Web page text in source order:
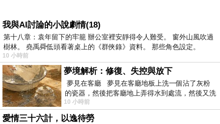
我與AI討論的小說劇情(18)
第十八章：袁年留下的牢籠 辦公室裡安靜得令人難受。 窗外山風吹過
樹林。 堯禹舜低頭看著桌上的《群俠錄》資料。 那些角色設定。
10 小時前
夢境解析：修復、失控與放下
夢見在客廳 夢見在客廳地板上洗一個沾了灰粉
的瓷器，然後把客廳地上弄得水到處流，然後又洗
一頂棒球潮帽，後來發現帽
10 小時前
愛情三十六計，以逸待勞